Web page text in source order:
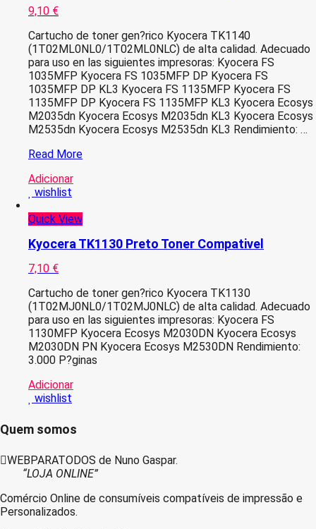
9,10 €
Cartucho de toner gen?rico Kyocera TK1140
(1T02ML0NL0/1T02ML0NLC) de alta calidad. Adecuado
para uso en las siguientes impresoras: Kyocera FS
1035MFP Kyocera FS 1035MFP DP Kyocera FS
1035MFP DP KL3 Kyocera FS 1135MFP Kyocera FS
1135MFP DP Kyocera FS 1135MFP KL3 Kyocera Ecosys
M2035dn Kyocera Ecosys M2035dn KL3 Kyocera Ecosys
M2535dn Kyocera Ecosys M2535dn KL3 Rendimiento: …
Kyocera
Preto
Toner
Read More
Adicionar
wishlist
Quick View
Kyocera TK1130 Preto Toner Compativel
7,10 €
Cartucho de toner gen?rico Kyocera TK1130
(1T02MJ0NL0/1T02MJ0NLC) de alta calidad. Adecuado
para uso en las siguientes impresoras: Kyocera FS
1130MFP Kyocera Ecosys M2030DN Kyocera Ecosys
M2030DN PN Kyocera Ecosys M2530DN Rendimiento:
3.000 P?ginas
Adicionar
wishlist
Quem somos
WEBPARATODOS de Nuno Gaspar.
“LOJA ONLINE”
Comércio Online de consumíveis compatíveis de impressão e
Personalizados.